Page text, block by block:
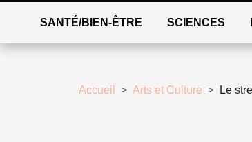
SANTÉ/BIEN-ÊTRE SCIENCES
Accueil Arts et Culture Le